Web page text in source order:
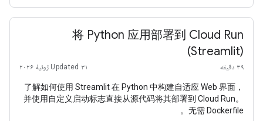
将 Python 应用部署到 Cloud Run
(Streamlit)
۳۹ دقیقه Updated ۳۱ ژوئیهٔ ۲۰۲۶
了解如何使用 Streamlit 在 Python 中构建自适应 Web 界面，
并使用自定义启动标志直接从源代码将其部署到 Cloud Run。
无需 Dockerfile。